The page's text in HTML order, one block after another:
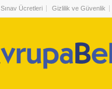
Sınav Ücretleri Gizlilik ve Güvenlik